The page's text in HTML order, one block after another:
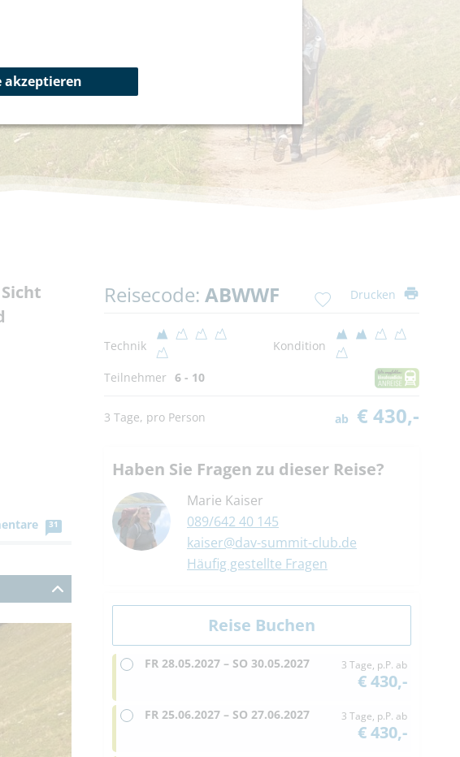
31
Reisecode: ABWWF Drucken
Technik Kondition
Teilnehmer 6 - 10
3 Tage, pro Person ab € 430,-
Haben Sie Fragen zu dieser Reise?
Marie Kaiser
089/642 40 145
kaiser@dav-summit-club.de
Häufig gestellte Fragen
FR 28.05.2027 – SO 30.05.2027 3 Tage, p.P. ab
€ 430,-
FR 25.06.2027 – SO 27.06.2027 3 Tage, p.P. ab
€ 430,-
akzeptieren